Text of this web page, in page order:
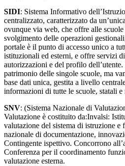
SIDI: Sistema Informativo
centralizzato, caratterizzato da
ovunque via web, che offre alle
svolgimento delle operazioni
portale è il punto di accesso unico a
istituzionali ed esterni, e offre servizi
autorizzazioni e del profilo
patrimonio delle singole scuole, ma
base dati unica, gestita a livello
informazioni di tutte le scuole, statali e
SNV: (Sistema Nazionale di
Valutazione è costituito da:Invalsi:
valutazione del sistema di istruzione
nazionale di documentazione,
Contingente ispettivo. Concorrono
Conferenza per il coordinamento
valutazione esterna.